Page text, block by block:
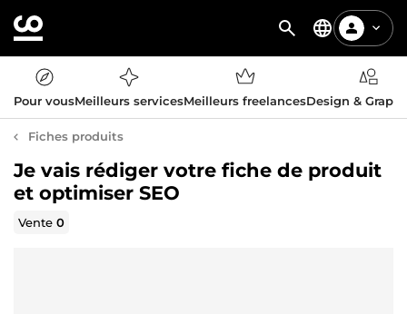
Pour vousMeilleurs servicesMeilleurs freelancesDesign &
Fiches produits
Je vais rédiger votre fiche de produit
et optimiser SEO
Vente0